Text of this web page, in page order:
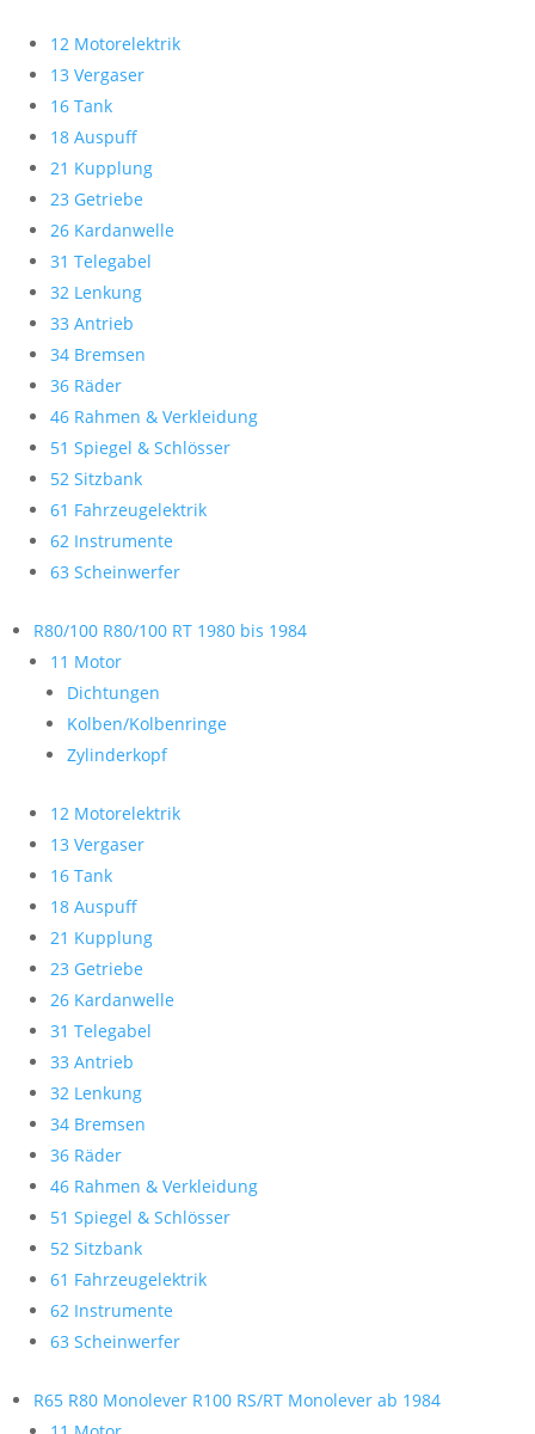
12 Motorelektrik
13 Vergaser
16 Tank
18 Auspuff
21 Kupplung
23 Getriebe
26 Kardanwelle
31 Telegabel
32 Lenkung
33 Antrieb
34 Bremsen
36 Räder
46 Rahmen & Verkleidung
51 Spiegel & Schlösser
52 Sitzbank
61 Fahrzeugelektrik
62 Instrumente
63 Scheinwerfer
R80/100 R80/100 RT 1980 bis 1984
11 Motor
Dichtungen
Kolben/Kolbenringe
Zylinderkopf
12 Motorelektrik
13 Vergaser
16 Tank
18 Auspuff
21 Kupplung
23 Getriebe
26 Kardanwelle
31 Telegabel
33 Antrieb
32 Lenkung
34 Bremsen
36 Räder
46 Rahmen & Verkleidung
51 Spiegel & Schlösser
52 Sitzbank
61 Fahrzeugelektrik
62 Instrumente
63 Scheinwerfer
R65 R80 Monolever R100 RS/RT Monolever ab 1984